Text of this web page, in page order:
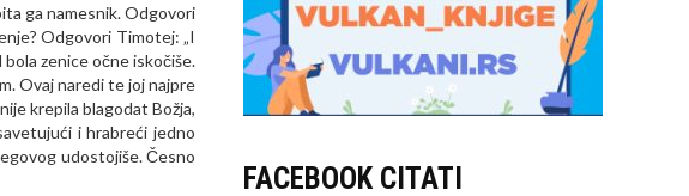
ga namesnik. Odgovori
Odgovori Timotej: „I
bola zenice očne iskočiše.
Ovaj naredi te joj najpre
krepila blagodat Božja,
i hrabreći jedno
udostojiše. Česno
FACEBOOK CITATI